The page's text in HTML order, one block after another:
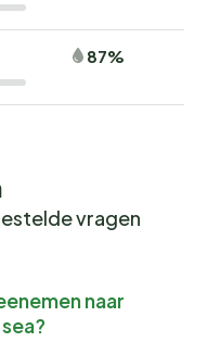
87%
vragen
naar